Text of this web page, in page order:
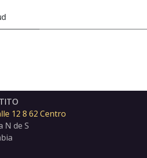
12 8 62 Centro
N de S